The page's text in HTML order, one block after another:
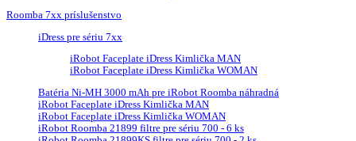
Roomba 7xx príslušenstvo
iDress pre sériu 7xx
iRobot Faceplate iDress Kimlička MAN
iRobot Faceplate iDress Kimlička WOMAN
Batéria Ni-MH 3000 mAh pre iRobot Roomba náhradná
iRobot Faceplate iDress Kimlička MAN
iRobot Faceplate iDress Kimlička WOMAN
iRobot Roomba 21899 filtre pre sériu 700 - 6 ks